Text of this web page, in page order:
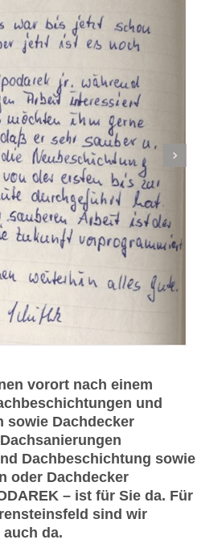
vorort nach einem
und
sowie Dachdecker
Dachbeschichtung sowie
oder Dachdecker
– ist für Sie da. Für
sind wir
da.